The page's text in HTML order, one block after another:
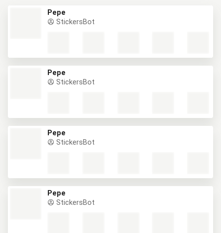
Pepe
StickersBot
Pepe
StickersBot
Pepe
StickersBot
Pepe
StickersBot